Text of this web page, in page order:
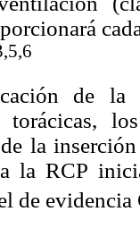
de la
torácicas,
la
la RCP
de evidencia